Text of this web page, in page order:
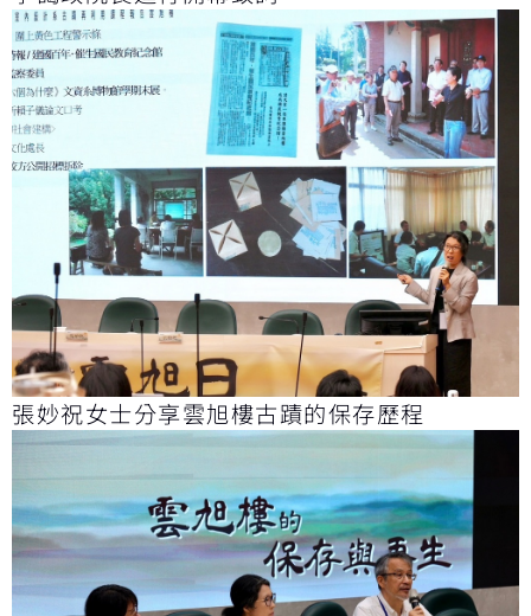
張妙祝女士分享雲旭樓古蹟的保存歷程